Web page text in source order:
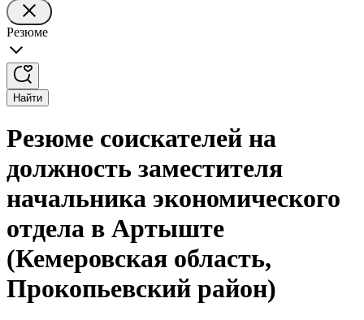
Резюме
Найти
Резюме соискателей на
должность заместителя
начальника экономического
отдела в Артыште
(Кемеровская область,
Прокопьевский район)